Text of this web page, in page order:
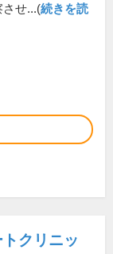
させ...(続きを読
クリニッ